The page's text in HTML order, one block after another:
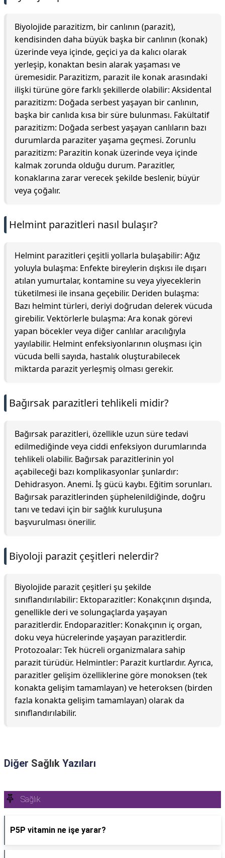
Biyolojide parazitizm, bir canlının (parazit),
kendisinden daha büyük başka bir canlının (konak)
üzerinde veya içinde, geçici ya da kalıcı olarak
yerleşip, konaktan besin alarak yaşaması ve
üremesidir. Parazitizm, parazit ile konak arasındaki
ilişki türüne göre farklı şekillerde olabilir: Aksidental
parazitizm: Doğada serbest yaşayan bir canlının,
başka bir canlıda kısa bir süre bulunması. Fakültatif
parazitizm: Doğada serbest yaşayan canlıların bazı
durumlarda paraziter yaşama geçmesi. Zorunlu
parazitizm: Parazitin konak üzerinde veya içinde
kalmak zorunda olduğu durum. Parazitler,
konaklarına zarar verecek şekilde beslenir, büyür
veya çoğalır.
Helmint parazitleri nasıl bulaşır?
Helmint parazitleri çeşitli yollarla bulaşabilir: Ağız
yoluyla bulaşma: Enfekte bireylerin dışkısı ile dışarı
atılan yumurtalar, kontamine su veya yiyeceklerin
tüketilmesi ile insana geçebilir. Deriden bulaşma:
Bazı helmint türleri, deriyi doğrudan delerek vücuda
girebilir. Vektörlerle bulaşma: Ara konak görevi
yapan böcekler veya diğer canlılar aracılığıyla
yayılabilir. Helmint enfeksiyonlarının oluşması için
vücuda belli sayıda, hastalık oluşturabilecek
miktarda parazit yerleşmiş olması gerekir.
Bağırsak parazitleri tehlikeli midir?
Bağırsak parazitleri, özellikle uzun süre tedavi
edilmediğinde veya ciddi enfeksiyon durumlarında
tehlikeli olabilir. Bağırsak parazitlerinin yol
açabileceği bazı komplikasyonlar şunlardır:
Dehidrasyon. Anemi. İş gücü kaybı. Eğitim sorunları.
Bağırsak parazitlerinden şüphelenildiğinde, doğru
tanı ve tedavi için bir sağlık kuruluşuna
başvurulması önerilir.
Biyoloji parazit çeşitleri nelerdir?
Biyolojide parazit çeşitleri şu şekilde
sınıflandırılabilir: Ektoparazitler: Konakçının dışında,
genellikle deri ve solungaçlarda yaşayan
parazitlerdir. Endoparazitler: Konakçının iç organ,
doku veya hücrelerinde yaşayan parazitlerdir.
Protozoalar: Tek hücreli organizmalara sahip
parazit türüdür. Helmintler: Parazit kurtlardır. Ayrıca,
parazitler gelişim özelliklerine göre monoksen (tek
konakta gelişim tamamlayan) ve heteroksen (birden
fazla konakta gelişim tamamlayan) olarak da
sınıflandırılabilir.
Diğer Sağlık Yazıları
Sağlık
P5P vitamin ne işe yarar?